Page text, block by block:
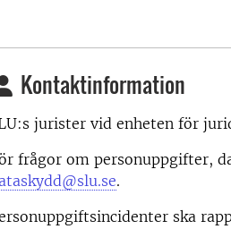
Kontaktinformation
jurister vid enheten för
frågor om personuppgifter,
.
ska